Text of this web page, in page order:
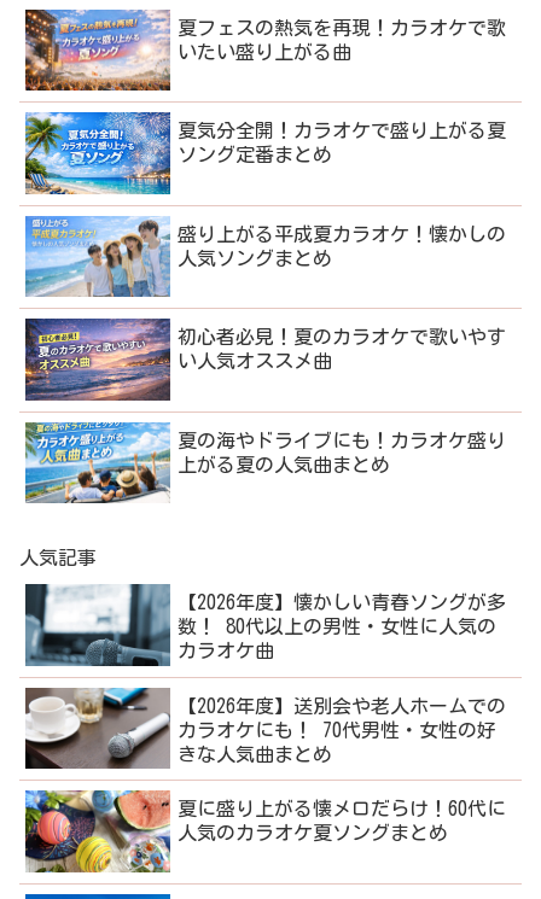
夏フェスの熱気を再現！カラオケで歌
いたい盛り上がる曲
夏気分全開！カラオケで盛り上がる夏
ソング定番まとめ
盛り上がる平成夏カラオケ！懐かしの
人気ソングまとめ
初心者必見！夏のカラオケで歌いやす
い人気オススメ曲
夏の海やドライブにも！カラオケ盛り
上がる夏の人気曲まとめ
人気記事
【2026年度】懐かしい青春ソングが多
数！ 80代以上の男性・女性に人気の
カラオケ曲
【2026年度】送別会や老人ホームでの
カラオケにも！ 70代男性・女性の好
きな人気曲まとめ
夏に盛り上がる懐メロだらけ！60代に
人気のカラオケ夏ソングまとめ